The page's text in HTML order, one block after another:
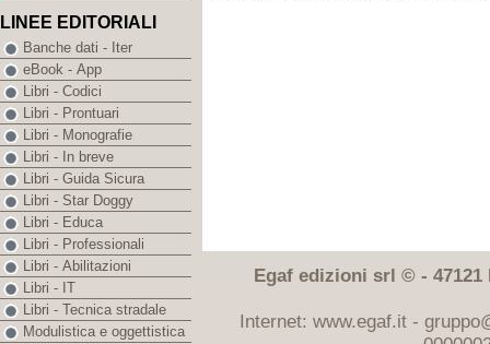
Egaf edizioni srl © - 47121
Internet: www.egaf.it -
LINEE EDITORIALI
Banche dati - Iter
eBook - App
Libri - Codici
Libri - Prontuari
Libri - Monografie
Libri - In breve
Libri - Guida Sicura
Libri - Star Doggy
Libri - Educa
Libri - Professionali
Libri - Abilitazioni
Libri - IT
Libri - Tecnica stradale
Modulistica e oggettistica